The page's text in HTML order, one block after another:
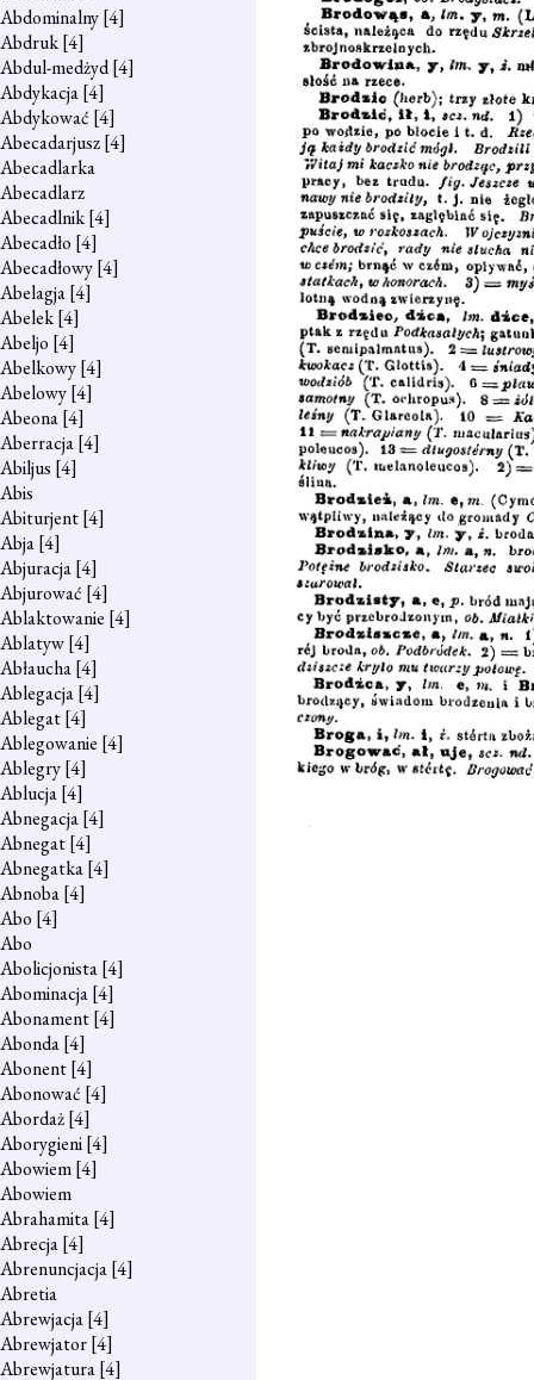
Abdominalny[4]
Abdruk[4]
Abdul-medżyd[4]
Abdykacja[4]
Abdykować [4]
Abecadarjusz[4]
Abecadlarka
Abecadlarz
Abecadlnik[4]
Abecadło [4]
Abecadłowy[4]
Abelagja[4]
Abelek[4]
Abeljo [4]
Abelkowy[4]
Abelowy[4]
Abeona[4]
Aberracja[4]
Abiljus [4]
Abis
Abiturjent[4]
Abja[4]
Abjuracja[4]
Abjurować [4]
Ablaktowanie [4]
Ablatyw[4]
Abłaucha[4]
Ablegacja[4]
Ablegat[4]
Ablegowanie [4]
Ablegry[4]
Ablucja[4]
Abnegacja[4]
Abnegat[4]
Abnegatka[4]
Abnoba[4]
Abo [4]
Abo
Abolicjonista[4]
Abominacja[4]
Abonament[4]
Abonda[4]
Abonent[4]
Abonować [4]
Abordaż[4]
Aborygieni[4]
Abowiem[4]
Abowiem
Abrahamita[4]
Abrecja[4]
Abrenuncjacja[4]
Abretia
Abrewjacja[4]
Abrewjator[4]
Abrewjatura[4]